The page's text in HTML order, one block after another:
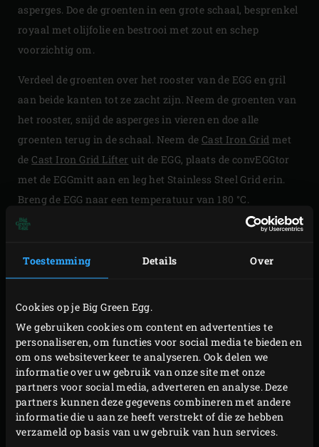
Toestemming Details Over
Cookies op je Big Green Egg.
We gebruiken cookies om content en advertenties te
personaliseren, om functies voor social media te bieden en
om ons websiteverkeer te analyseren. Ook delen we
informatie over uw gebruik van onze site met onze
partners voor social media, adverteren en analyse. Deze
partners kunnen deze gegevens combineren met andere
informatie die u aan ze heeft verstrekt of die ze hebben
verzameld op basis van uw gebruik van hun services.
asperges. Doe de groenten in een grote schaal, besprenkel
royaal met olijfolie en bestrooi met zout en schep
voorzichtig om.
Verdeel de groenten over het rooster van de EGG en gril
aan beide kanten tot ze zacht zijn. Neem de groenten van
het rooster, snijd de asperges in vieren en doe alle
groenten terug in de schaal. Neem de Cast Iron Grid met
deCast Iron Grid Lifter uit de EGG, plaats de convEGGtor
met de EGGmitt aan en leg het Stainless Steel Grid erin.
Breng de EGG naar een temperatuur van 180 °C.
Vet een springvorm met een doorsnede van 26 centimeter
Klop de eieren, slagroom en Parmezaanse kaas in een
Verdeel de helft van de gegrilde groenten over de beklede
springvorm en schenk hier de helft van het eimengsel
over. Verdeel de overige groenten over de vorm en schenk
het resterende eimengsel erover.
Plaats de springvorm op het rooster, sluit de deksel van
de EGG en bak de groentetaart in circa 45 minuten gaar
en goudbruin. Neem de vorm uit de EGG en sluit de